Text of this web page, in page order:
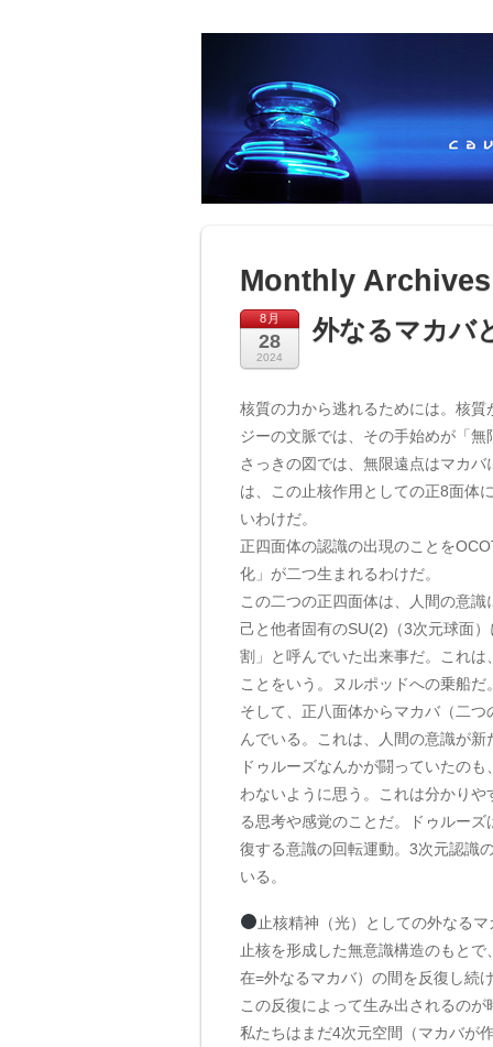
Monthly
8月
28
2024
外なるマカバ
核質の力から逃れるためには。核
ジーの文脈では、その手始めが「
さっきの図では、無限遠点はマカ
は、この止核作用としての正8面体
いわけだ。
正四面体の認識の出現のことを
化」が二つ生まれるわけだ。
この二つの正四面体は、人間の意
己と他者固有のSU(2)（3次元球面
割」と呼んでいた出来事だ。これ
ことをいう。ヌルポッドへの乗船だ
そして、正八面体からマカバ（二
んでいる。これは、人間の意識が
ドゥルーズなんかが闘っていたの
わないように思う。これは分かり
る思考や感覚のことだ。ドゥルー
復する意識の回転運動。3次元認識
いる。
止核精神（光）としての外なるマ
止核を形成した無意識構造のもと
在=外なるマカバ）の間を反復し続
この反復によって生み出されるの
私たちはまだ4次元空間（マカバが